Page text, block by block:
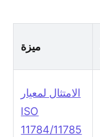
ميزة
الامتثال لمعيار
ISO
11784/11785